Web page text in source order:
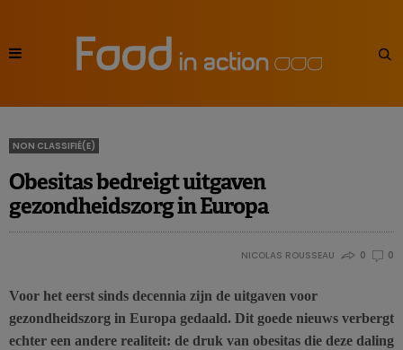
NON CLASSIFIÉ(E)
Obesitas bedreigt uitgaven
gezondheidszorg in Europa
NICOLAS ROUSSEAU 0 0
Voor het eerst sinds decennia zijn de uitgaven voor
gezondheidszorg in Europa gedaald. Dit goede nieuws verbergt
echter een andere realiteit: de druk van obesitas die deze daling